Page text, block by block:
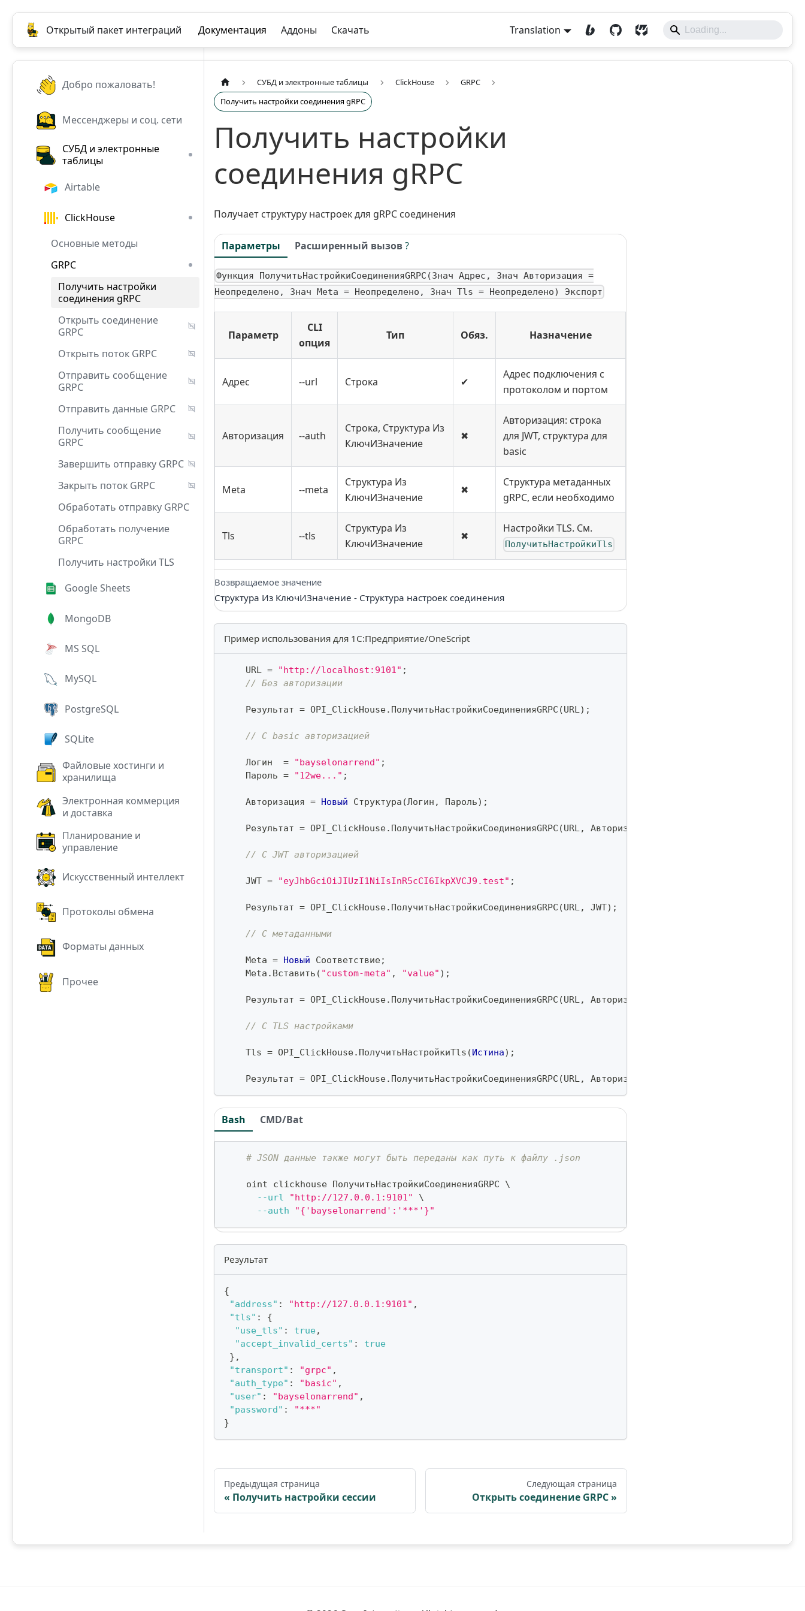
Открытый пакет интеграций Документация Аддоны Скачать Translation
Добро пожаловать!
Мессенджеры и соц. сети
СУБД и электронные
таблицы
Airtable
ClickHouse
Основные методы
GRPC
Получить настройки
соединения gRPC
Открыть соединение
GRPC
Открыть поток GRPC
Отправить сообщение
GRPC
Отправить данные GRPC
Получить сообщение
GRPC
Завершить отправку GRPC
Закрыть поток GRPC
Обработать отправку GRPC
Обработать получение
GRPC
Получить настройки TLS
Google Sheets
MongoDB
MS SQL
MySQL
PostgreSQL
SQLite
Файловые хостинги и
хранилища
Электронная коммерция
и доставка
Планирование и
управление
Искусственный интеллект
Протоколы обмена
Форматы данных
Прочее
СУБД и электронные таблицы ClickHouse
GRPC
Получить настройки соединения gRPC
Получить настройки
соединения gRPC
Получает структуру настроек для gRPC соединения
Параметры Расширенный вызов?
Функция ПолучитьНастройкиСоединенияGRPC(Знач Адрес, Знач Авторизация =
Неопределено, Знач Meta = Неопределено, Знач Tls = Неопределено) Экспорт
Параметр
CLI
опция
Тип Обяз. Назначение
Адрес --url Строка ✔
Адрес подключения с
протоколом и портом
Авторизация --auth
Строка, Структура Из
КлючИЗначение
✖
Авторизация: строка
для JWT, структура для
basic
Meta --meta
Структура Из
КлючИЗначение
✖
Структура метаданных
gRPC, если необходимо
Tls --tls
Структура Из
КлючИЗначение
✖
Настройки TLS. См.
ПолучитьНастройкиTls
Возвращаемое значение
Структура Из КлючИЗначение - Структура настроек соединения
Пример использования для 1С:Предприятие/OneScript
    URL
= "http://localhost:9101" ;
// Без авторизации
    Результат
= OPI_ClickHouse. ПолучитьНастройкиСоединенияGRPC (URL) ;
// С basic авторизацией
    Логин
= "bayselonarrend" ;
    Пароль
= "12we..." ;
    Авторизация
= Новый Структура (Логин , Пароль) ;
    Результат
= OPI_ClickHouse. ПолучитьНастройкиСоединенияGRPC (URL, Авторизация
// С JWT авторизацией
    JWT
= "eyJhbGciOiJIUzI1NiIsInR5cCI6IkpXVCJ9.test" ;
    Результат
= OPI_ClickHouse. ПолучитьНастройкиСоединенияGRPC (URL, JWT) ;
// С метаданными
    Meta
= Новый Соответствие;
    Meta
. Вставить ( "custom-meta" , "value" ) ;
    Результат
= OPI_ClickHouse. ПолучитьНастройкиСоединенияGRPC (URL, Авторизация
// С TLS настройками
    Tls
= OPI_ClickHouse. ПолучитьНастройкиTls ( Истина) ;
    Результат
= OPI_ClickHouse. ПолучитьНастройкиСоединенияGRPC (URL, Авторизация
Bash CMD/Bat
# JSON данные также могут быть переданы как путь к файлу .json
    oint clickhouse ПолучитьНастройкиСоединенияGRPC
\
--url
"http://127.0.0.1:9101"
\
--auth
"{'bayselonarrend':'***'}"
Результат
{
"address" : "http://127.0.0.1:9101" ,
"tls" :
{
"use_tls" : true,
"accept_invalid_certs" :
true
} ,
"transport" : "grpc" ,
"auth_type" : "basic" ,
"user" : "bayselonarrend" ,
"password" :
"***"
}
Предыдущая страница
Получить настройки сессии
Следующая страница
Открыть соединение GRPC